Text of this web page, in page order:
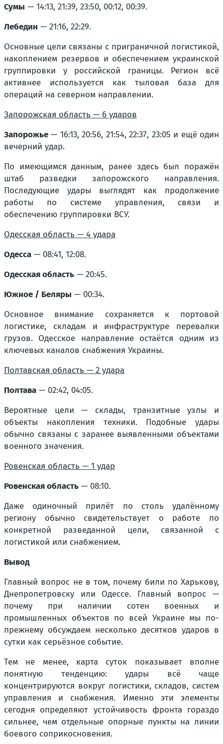
Сумы — 14:13, 21:39, 23:50, 00:12, 00:39.
Лебедин — 21:16, 22:29.
Основные цели связаны с приграничной логистикой,
накоплением резервов и обеспечением украинской
группировки у российской границы. Регион всё
активнее используется как тыловая база для
операций на северном направлении.
Запорожская область — 6 ударов
Запорожье — 16:13, 20:56, 21:54, 22:37, 23:05 и ещё один
вечерний удар.
По имеющимся данным, ранее здесь был поражён
штаб разведки запорожского направления.
Последующие удары выглядят как продолжение
работы по системе управления, связи и
обеспечению группировки ВСУ.
Одесская область — 4 удара
Одесса — 08:41, 12:08.
Одесская область — 20:45.
Южное / Беляры — 00:34.
Основное внимание сохраняется к портовой
логистике, складам и инфраструктуре перевалки
грузов. Одесское направление остаётся одним из
ключевых каналов снабжения Украины.
Полтавская область — 2 удара
Полтава — 02:42, 04:05.
Вероятные цели — склады, транзитные узлы и
объекты накопления техники. Подобные удары
обычно связаны с заранее выявленными объектами
военного значения.
Ровенская область — 1 удар
Ровенская область — 08:10.
Даже одиночный прилёт по столь удалённому
региону обычно свидетельствует о работе по
конкретной разведанной цели, связанной с
логистикой или снабжением.
Вывод
Главный вопрос не в том, почему били по Харькову,
Днепропетровску или Одессе. Главный вопрос —
почему при наличии сотен военных и
промышленных объектов по всей Украине мы по-
прежнему обсуждаем несколько десятков ударов в
сутки как серьёзное событие.
Тем не менее, карта суток показывает вполне
понятную тенденцию: удары всё чаще
концентрируются вокруг логистики, складов, систем
управления и снабжения. Именно эти элементы
сегодня определяют устойчивость фронта гораздо
сильнее, чем отдельные опорные пункты на линии
боевого соприкосновения.